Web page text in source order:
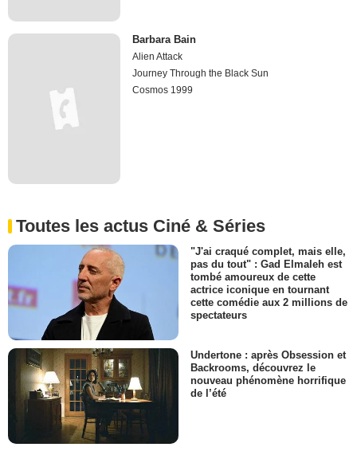
Barbara Bain
Alien Attack
Journey Through the Black Sun
Cosmos 1999
Toutes les actus Ciné & Séries
"J'ai craqué complet, mais elle,
pas du tout" : Gad Elmaleh est
tombé amoureux de cette
actrice iconique en tournant
cette comédie aux 2 millions de
spectateurs
Undertone : après Obsession et
Backrooms, découvrez le
nouveau phénomène horrifique
de l’été